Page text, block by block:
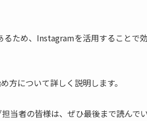
ため、Instagramを活用することで
について詳しく説明します。
当者の皆様は、ぜひ最後まで読んで